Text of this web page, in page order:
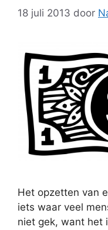
18 juli 2013 door
Het opzetten van
iets waar veel
niet gek, want het